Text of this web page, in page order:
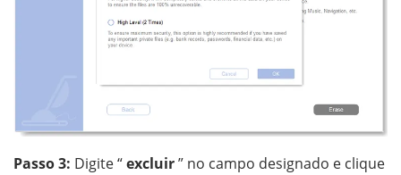
Passo 3: Digite “excluir” no campo designado e clique